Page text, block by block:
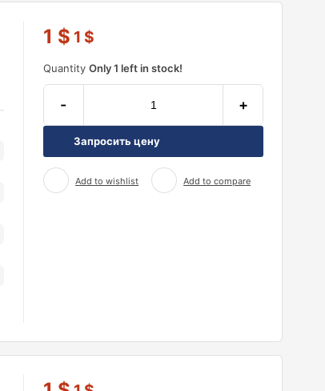
1 $ 1 $
QuantityOnly 1 left in stock!
- +
Запросить цену
Add to wishlist Add to compare